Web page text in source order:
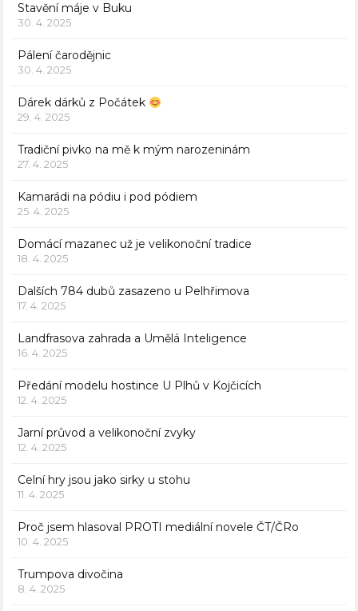
Stavění máje v Buku
30. 4. 2025
Pálení čarodějnic
30. 4. 2025
Dárek dárků z Počátek
29. 4. 2025
Tradiční pivko na mě k mým narozeninám
27. 4. 2025
Kamarádi na pódiu i pod pódiem
25. 4. 2025
Domácí mazanec už je velikonoční tradice
18. 4. 2025
Dalších 784 dubů zasazeno u Pelhřimova
17. 4. 2025
Landfrasova zahrada a Umělá Inteligence
16. 4. 2025
Předání modelu hostince U Plhů v Kojčicích
12. 4. 2025
Jarní průvod a velikonoční zvyky
12. 4. 2025
Celní hry jsou jako sirky u stohu
11. 4. 2025
Proč jsem hlasoval PROTI mediální novele ČT/ČRo
10. 4. 2025
Trumpova divočina
8. 4. 2025